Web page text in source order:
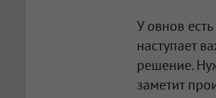
У овнов
наступает
решение.
заметит